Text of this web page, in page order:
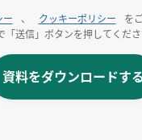
ー 、 クッキーポリシー
を
「送信」ボタンを押してくださ
資料をダウンロードする